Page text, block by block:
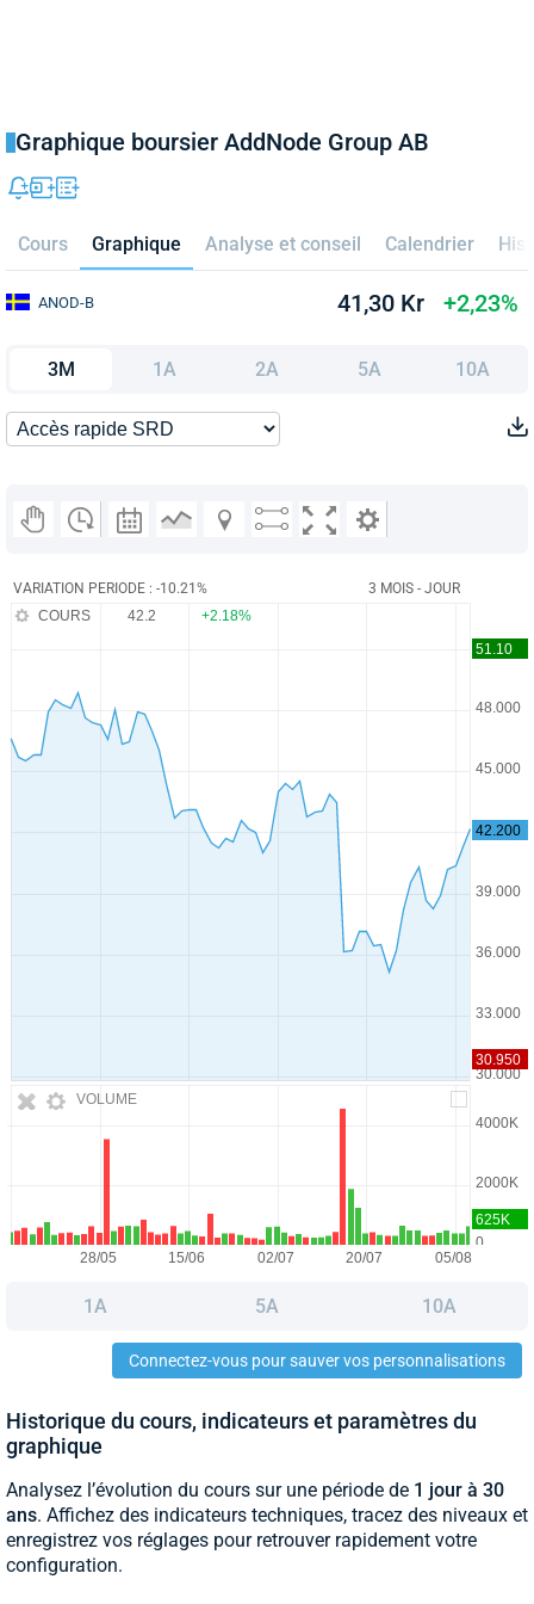
Graphique boursier AddNode Group AB
Cours Graphique Analyse et conseil Calendrier
ANOD-B 41,30 Kr +2,23%
3M 1A 2A 5A 10A
VARIATION PERIODE : -10.21% 3 MOIS - JOUR
VOLUME
COURS 42.2 +2.18%
1A 5A 10A
Connectez-vous pour sauver vos personnalisations
Historique du cours, indicateurs et paramètres du
graphique
Analysez l’évolution du cours sur une période de 1 jour à 30
ans. Affichez des indicateurs techniques, tracez des niveaux et
enregistrez vos réglages pour retrouver rapidement votre
configuration.